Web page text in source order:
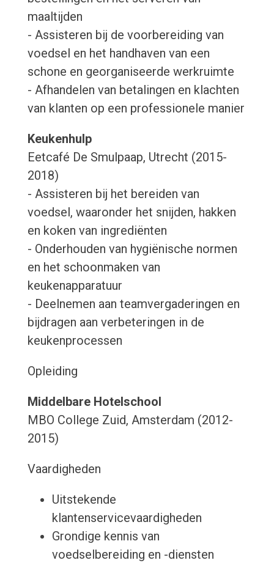
maaltijden
- Assisteren bij de voorbereiding van
voedsel en het handhaven van een
schone en georganiseerde werkruimte
- Afhandelen van betalingen en klachten
van klanten op een professionele manier
Keukenhulp
Eetcafé De Smulpaap, Utrecht (2015-
2018)
- Assisteren bij het bereiden van
voedsel, waaronder het snijden, hakken
en koken van ingrediënten
- Onderhouden van hygiënische normen
en het schoonmaken van
keukenapparatuur
- Deelnemen aan teamvergaderingen en
bijdragen aan verbeteringen in de
keukenprocessen
Opleiding
Middelbare Hotelschool
MBO College Zuid, Amsterdam (2012-
2015)
Vaardigheden
Uitstekende
klantenservicevaardigheden
Grondige kennis van
voedselbereiding en -diensten